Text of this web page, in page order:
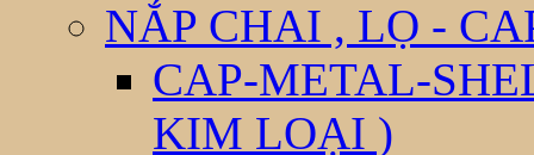
NẮP CHAI , LỌ -
CAP-METAL-
KIM LOẠI )